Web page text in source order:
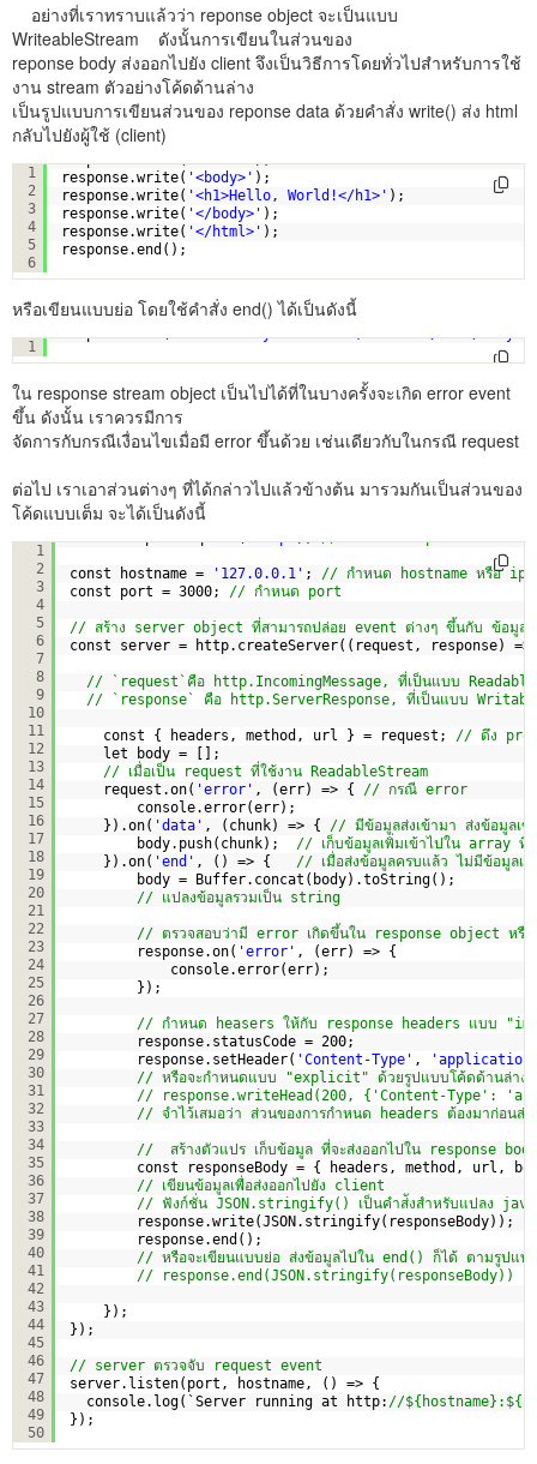
อย่างที่เราทราบแล้วว่า reponse object จะเป็นแบบ
WriteableStream ดังนั้นการเขียนในส่วนของ
reponse body ส่งออกไปยัง client จึงเป็นวิธีการโดยทั่วไปสำหรับการใช้
งาน stream ตัวอย่างโค้ดด้านล่าง
เป็นรูปแบบการเขียนส่วนของ reponse data ด้วยคำสั่ง write() ส่ง html
กลับไปยังผู้ใช้ (client)
1
2
3
4
5
6
response.write( '<body>' );
response.write( '<h1>Hello, World!</h1>' );
response.write( '</body>' );
response.write( '</html>' );
response.end();
หรือเขียนแบบย่อ โดยใช้คำสั่ง end() ได้เป็นดังนี้
1
ใน response stream object เป็นไปได้ที่ในบางครั้งจะเกิด error event
ขึ้น ดังนั้น เราควรมีการ
จัดการกับกรณีเงื่อนไขเมื่อมี error ขึ้นด้วย เช่นเดียวกับในกรณี request
ต่อไป เราเอาส่วนต่างๆ ที่ได้กล่าวไปแล้วข้างต้น มารวมกันเป็นส่วนของ
โค้ดแบบเต็ม จะได้เป็นดังนี้
1
2
3
4
5
6
7
8
9
10
11
12
13
14
15
16
17
18
19
20
21
22
23
24
25
26
27
28
29
30
31
32
33
34
35
36
37
38
39
40
41
42
43
44
45
46
47
48
49
50
const hostname = '127.0.0.1' ; // กำหนด hostname หรือ ip
const port = 3000; // กำหนด port
// สร้าง server object ที่สามารถปล่อย event ต่างๆ ขึ้นกับ ข้อมูล
const server = http.createServer((request, response)
// `request`คือ http.IncomingMessage, ที่เป็นแบบ Readable
// `response` คือ http.ServerResponse, ที่เป็นแบบ
const { headers, method, url } = request; // ดึง
let body = [];
// เมื่อเป็น request ที่ใช้งาน ReadableStream
request.on( 'error' , (err) => { // กรณี error
console.error(err);
}).on( 'data' , (chunk) => { // มีข้อมูลส่งเข้ามา ส่งข้อมูล
body.push(chunk); // เก็บข้อมูลเพิ่มเข้าไปใน array ที่
}).on( 'end' , () => { // เมื่อส่งข้อมูลครบแล้ว ไม่มีข้อมูลเพิ่
body = Buffer.concat(body).toString();
// แปลงข้อมูลรวมเป็น string
// ตรวจสอบว่ามี error เกิดขึ้นใน response object หรือ
response.on( 'error' , (err) => {
console.error(err);
});
// กำหนด heasers ให้กับ response headers แบบ
response.statusCode = 200;
response.setHeader( 'Content-Type' ,
// หรือจะกำหนดแบบ "explicit" ด้วยรูปแบบโค้ดด้านล่างนี้
// response.writeHead(200, {'Content-Type':
// จำไว้เสมอว่า ส่วนของการกำหนด headers ต้องมาก่อนส่
//  สร้างตัวแปร เก็บข้อมูล ที่จะส่งออกไปใน response body
const responseBody = { headers, method, url,
// เขียนข้อมูลเพื่อส่งออกไปยัง client
// ฟังก์ชั่น JSON.stringify() เป็นคำส่ังสำหรับแปลง
response.write(JSON.stringify(responseBody));
response.end();
// หรือจะเขียนแบบย่อ ส่งข้อมูลไปใน end() ก็ได้ ตามรูปแบ
// response.end(JSON.stringify(responseBody))
});
});
// server ตรวจจับ request event
server.listen(port, hostname, () => {
console.log(`Server running at http: //
});